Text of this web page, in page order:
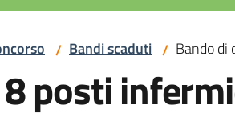
/ Bandi scaduti / Bando di
posti